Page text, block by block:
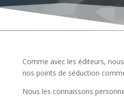
Comme avec les éditeurs,
nos points de séduction
Nous les connaissons